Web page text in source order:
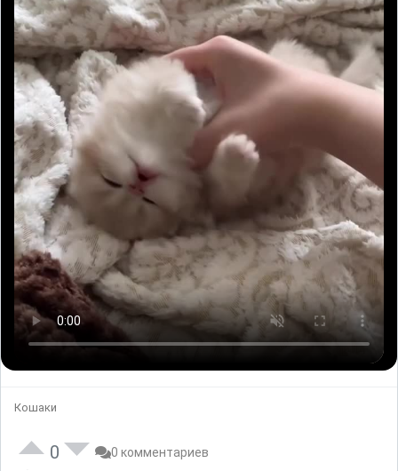
Кошаки
0 0 комментариев